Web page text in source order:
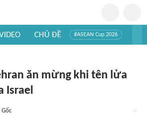
CHỦ ĐỀ #ASEAN Cup 2026
ăn mừng khi tên lửa
Israel
Gốc